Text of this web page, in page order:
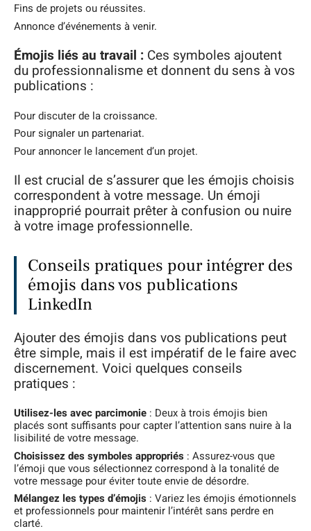
Fins de projets ou réussites.
Annonce d’événements à venir.
Émojis liés au travail : Ces symboles ajoutent
du professionnalisme et donnent du sens à vos
publications :
Pour discuter de la croissance.
Pour signaler un partenariat.
Pour annoncer le lancement d’un projet.
Il est crucial de s’assurer que les émojis choisis
correspondent à votre message. Un émoji
inapproprié pourrait prêter à confusion ou nuire
à votre image professionnelle.
Conseils pratiques pour intégrer des
émojis dans vos publications
LinkedIn
Ajouter des émojis dans vos publications peut
être simple, mais il est impératif de le faire avec
discernement. Voici quelques conseils
pratiques :
Utilisez-les avec parcimonie : Deux à trois émojis bien
placés sont suffisants pour capter l’attention sans nuire à la
lisibilité de votre message.
Choisissez des symboles appropriés : Assurez-vous que
l’émoji que vous sélectionnez correspond à la tonalité de
votre message pour éviter toute envie de désordre.
Mélangez les types d’émojis : Variez les émojis émotionnels
et professionnels pour maintenir l’intérêt sans perdre en
clarté.